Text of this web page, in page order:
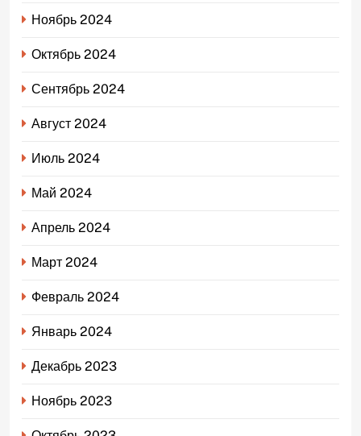
Ноябрь 2024
Октябрь 2024
Сентябрь 2024
Август 2024
Июль 2024
Май 2024
Апрель 2024
Март 2024
Февраль 2024
Январь 2024
Декабрь 2023
Ноябрь 2023